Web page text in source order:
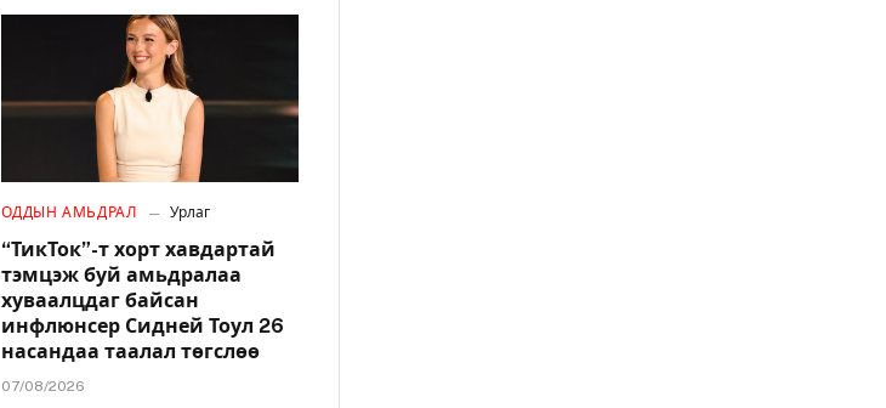
ОДДЫН АМЬДРАЛ Урлаг
“ТикТок”-т хорт хавдартай
тэмцэж буй амьдралаа
хуваалцдаг байсан
инфлюнсер Сидней Тоул 26
насандаа таалал төгслөө
07/08/2026